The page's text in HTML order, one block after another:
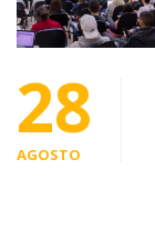
28
AGOSTO